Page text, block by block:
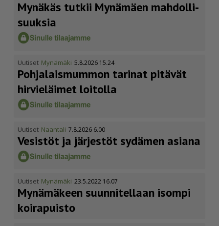
Mynäkäs tutkii Mynämäen mahdol­li­
suuksia
Uutiset Mynämäki 5.8.2026 15.24
Pohja­lais­mummon tarinat pitävät
hirvieläimet loitolla
Uutiset Naantali 7.8.2026 6.00
Vesistöt ja järjestöt sydämen asiana
Uutiset Mynämäki 23.5.2022 16.07
Mynämäkeen suunnitellaan isompi
koirapuisto